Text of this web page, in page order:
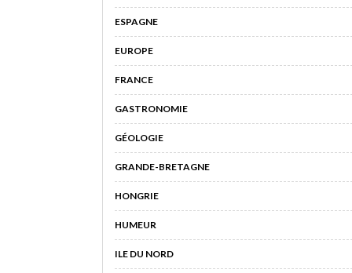
ESPAGNE
EUROPE
FRANCE
GASTRONOMIE
GÉOLOGIE
GRANDE-BRETAGNE
HONGRIE
HUMEUR
ILE DU NORD